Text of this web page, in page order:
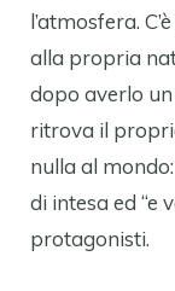
l’atmosfera.
alla propria
dopo averlo un
ritrova il
nulla al
di intesa ed “e
protagonisti.